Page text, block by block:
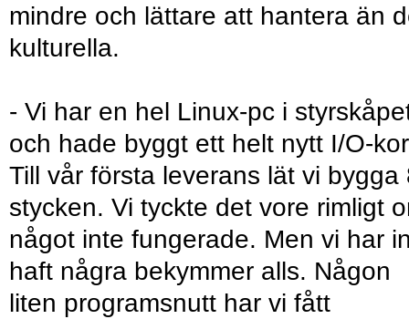
mindre och lättare att hantera än
kulturella.
- Vi har en hel Linux-pc i
och hade byggt ett helt nytt I/O-
Till vår första leverans lät vi bygga
stycken. Vi tyckte det vore rimligt
något inte fungerade. Men vi har
haft några bekymmer alls. Någon
liten programsnutt har vi fått